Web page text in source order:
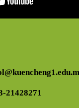
21428271